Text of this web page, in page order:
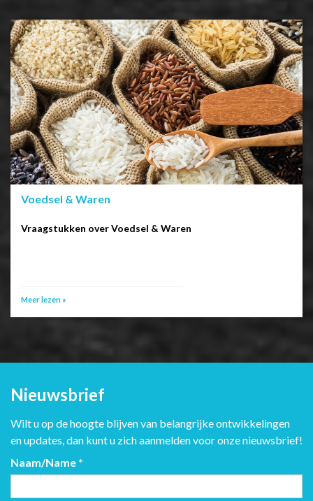
Voedsel & Waren
Vraagstukken over Voedsel & Waren
Meer lezen »
Nieuwsbrief
Wilt u op de hoogte blijven van belangrijke ontwikkelingen
en updates, dan kunt u zich aanmelden voor onze nieuwsbrief!
Naam/Name *